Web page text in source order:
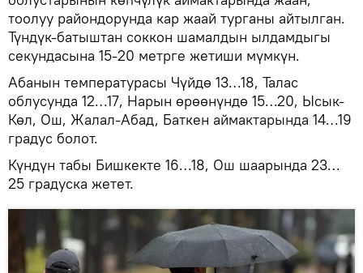
тоолуу райондорунда кар жаай турганы айтылган.
Түндүк-батыштан соккон шамалдын ылдамдыгы
секундасына 15-20 метрге жетиши мүмкүн.
Абанын температурасы Чүйдө 13…18, Талас
облусунда 12…17, Нарын өрөөнүндө 15…20, Ысык-
Көл, Ош, Жалал-Абад, Баткен аймактарында 14…19
градус болот.
Күндүн табы Бишкекте 16…18, Ош шаарында 23…
25 градуска жетет.